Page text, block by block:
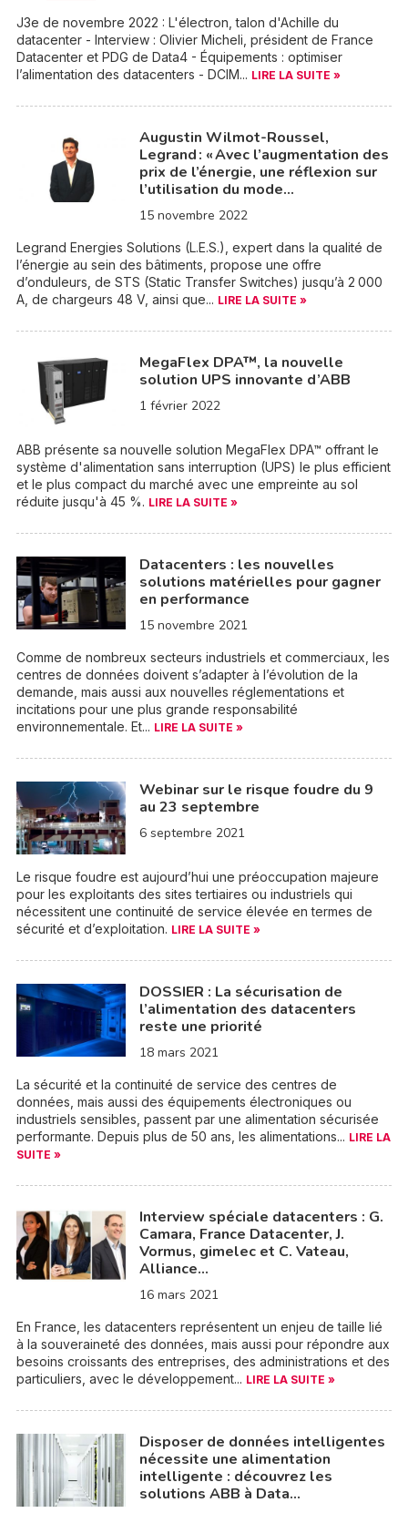
J3e de novembre 2022 : L'électron, talon d'Achille du
datacenter - Interview : Olivier Micheli, président de France
Datacenter et PDG de Data4 - Équipements : optimiser
l’alimentation des datacenters - DCIM... LIRE LA SUITE »
Augustin Wilmot-Roussel,
Legrand : « Avec l’augmentation des
prix de l’énergie, une réflexion sur
l’utilisation du mode…
15 novembre 2022
Legrand Energies Solutions (L.E.S.), expert dans la qualité de
l’énergie au sein des bâtiments, propose une offre
d’onduleurs, de STS (Static Transfer Switches) jusqu’à 2 000
A, de chargeurs 48 V, ainsi que... LIRE LA SUITE »
MegaFlex DPA™, la nouvelle
solution UPS innovante d’ABB
1 février 2022
ABB présente sa nouvelle solution MegaFlex DPA™ offrant le
système d'alimentation sans interruption (UPS) le plus efficient
et le plus compact du marché avec une empreinte au sol
réduite jusqu'à 45 %. LIRE LA SUITE »
Datacenters : les nouvelles
solutions matérielles pour gagner
en performance
15 novembre 2021
Comme de nombreux secteurs industriels et commerciaux, les
centres de données doivent s’adapter à l’évolution de la
demande, mais aussi aux nouvelles réglementations et
incitations pour une plus grande responsabilité
environnementale. Et... LIRE LA SUITE »
Webinar sur le risque foudre du 9
au 23 septembre
6 septembre 2021
Le risque foudre est aujourd’hui une préoccupation majeure
pour les exploitants des sites tertiaires ou industriels qui
nécessitent une continuité de service élevée en termes de
sécurité et d’exploitation. LIRE LA SUITE »
DOSSIER : La sécurisation de
l’alimentation des datacenters
reste une priorité
18 mars 2021
La sécurité et la continuité de service des centres de
données, mais aussi des équipements électroniques ou
industriels sensibles, passent par une alimentation sécurisée
performante. Depuis plus de 50 ans, les alimentations... LIRE LA
SUITE »
Interview spéciale datacenters : G.
Camara, France Datacenter, J.
Vormus, gimelec et C. Vateau,
Alliance…
16 mars 2021
En France, les datacenters représentent un enjeu de taille lié
à la souveraineté des données, mais aussi pour répondre aux
besoins croissants des entreprises, des administrations et des
particuliers, avec le développement... LIRE LA SUITE »
Disposer de données intelligentes
nécessite une alimentation
intelligente : découvrez les
solutions ABB à Data…